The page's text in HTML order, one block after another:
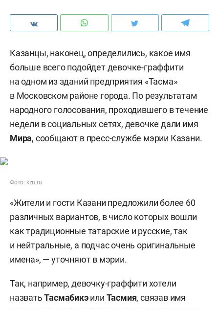
Казанцы, наконец, определились, какое имя
больше всего подойдет девочке-граффити
на одном из зданий предприятия «Тасма»
в Московском районе города. По результатам
народного голосования, проходившего в течение
недели в социальных сетях, девочке дали имя
Мира, сообщают в пресс-службе мэрии Казани.
Фото: kzn.ru
«Жители и гости Казани предложили более 60
различных вариантов, в число которых вошли
как традиционные татарские и русские, так
и нейтральные, а подчас очень оригинальные
имена», — уточняют в мэрии.
Так, например, девочку-граффити хотели
назватьТасмабикэили Тасмия, связав имя